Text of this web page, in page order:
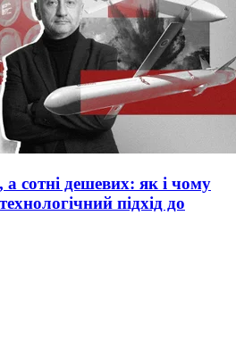
а сотні дешевих: як і чому
підхід до